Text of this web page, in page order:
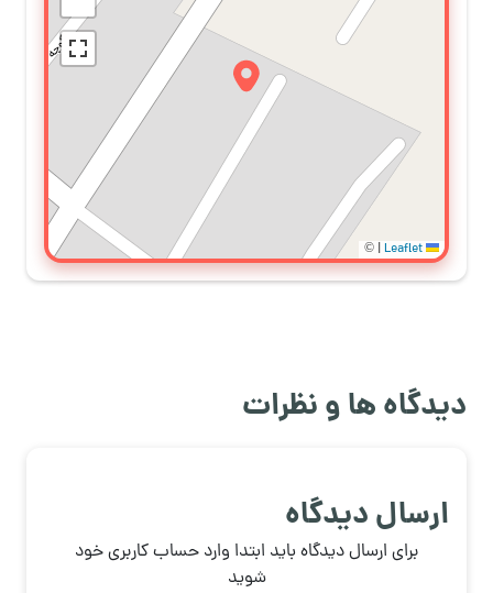
|
©
دیدگاه ها و نظرات
ارسال دیدگاه
برای ارسال دیدگاه باید ابتدا وارد حساب کاربری خود
شوید